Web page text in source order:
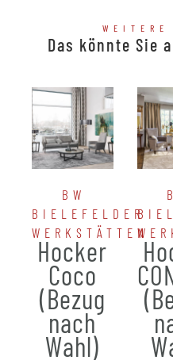
WEITERE
Das könnte Sie
BW
BIELEFELDER
WERKSTÄTTEN
Hocker
Coco
(Bezug
nach
Wahl)